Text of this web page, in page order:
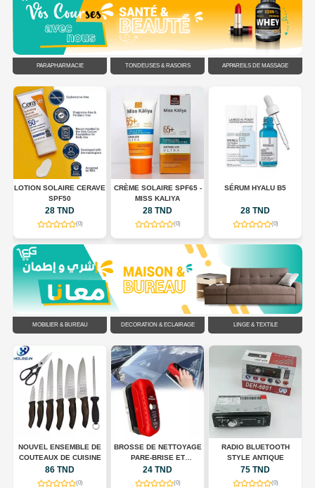
PARAPHARMACIE TONDEUSES & RASOIRS APPAREILS DE MASSAGE
LOTION SOLAIRE CERAVE
SPF50
28 TND
(0)
CRÈME SOLAIRE SPF65 -
MISS KALIYA
28 TND
(0)
SÉRUM HYALU B5
28 TND
(0)
MOBILIER & BUREAU DÉCORATION & ÉCLAIRAGE LINGE & TEXTILE
NOUVEL ENSEMBLE DE
COUTEAUX DE CUISINE
86 TND
(0)
BROSSE DE NETTOYAGE
PARE-BRISE ET
RÉTROVISEURS
24 TND
(0)
RADIO BLUETOOTH
STYLE ANTIQUE
75 TND
(0)